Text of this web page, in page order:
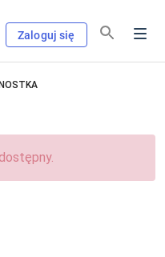
Zaloguj się